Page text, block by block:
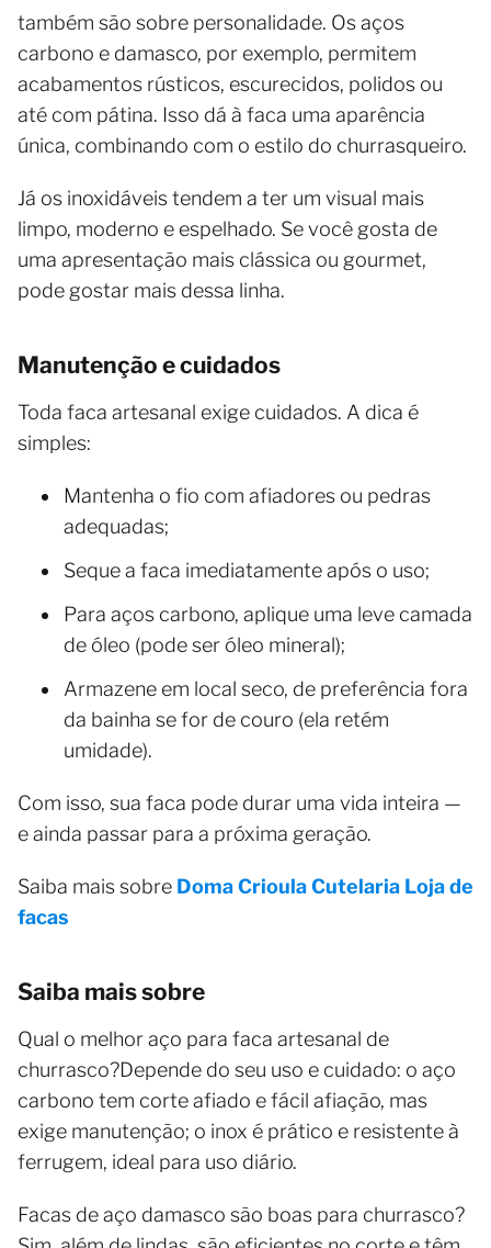
também são sobre personalidade. Os aços
carbono e damasco, por exemplo, permitem
acabamentos rústicos, escurecidos, polidos ou
até com pátina. Isso dá à faca uma aparência
única, combinando com o estilo do churrasqueiro.
Já os inoxidáveis tendem a ter um visual mais
limpo, moderno e espelhado. Se você gosta de
uma apresentação mais clássica ou gourmet,
pode gostar mais dessa linha.
Manutenção e cuidados
Toda faca artesanal exige cuidados. A dica é
simples:
Mantenha o fio com afiadores ou pedras
adequadas;
Seque a faca imediatamente após o uso;
Para aços carbono, aplique uma leve camada
de óleo (pode ser óleo mineral);
Armazene em local seco, de preferência fora
da bainha se for de couro (ela retém
umidade).
Com isso, sua faca pode durar uma vida inteira —
e ainda passar para a próxima geração.
Saiba mais sobre Doma Crioula Cutelaria Loja de
facas
Saiba mais sobre
Qual o melhor aço para faca artesanal de
churrasco?Depende do seu uso e cuidado: o aço
carbono tem corte afiado e fácil afiação, mas
exige manutenção; o inox é prático e resistente à
ferrugem, ideal para uso diário.
Facas de aço damasco são boas para churrasco?